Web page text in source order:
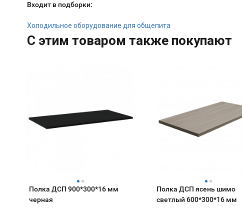
Входит в подборки:
Холодильное оборудование для общепита
C этим товаром также покупают
Полка ДСП 900*300*16 мм
черная
Полка ДСП ясень шимо
светлый 600*300*16 мм